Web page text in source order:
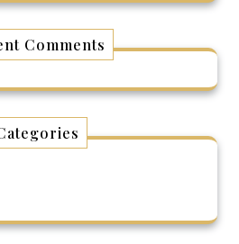
Comments